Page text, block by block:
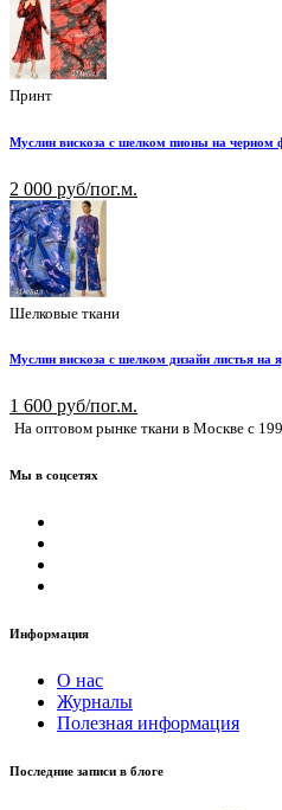
Принт
Муслин вискоза с шелком пионы на черном
2 000 руб/пог.м.
Шелковые ткани
Муслин вискоза с шелком дизайн листья на
1 600 руб/пог.м.
На оптовом рынке ткани в Москве с
Мы в соцсетях
Информация
О нас
Журналы
Полезная информация
Последние записи в блоге